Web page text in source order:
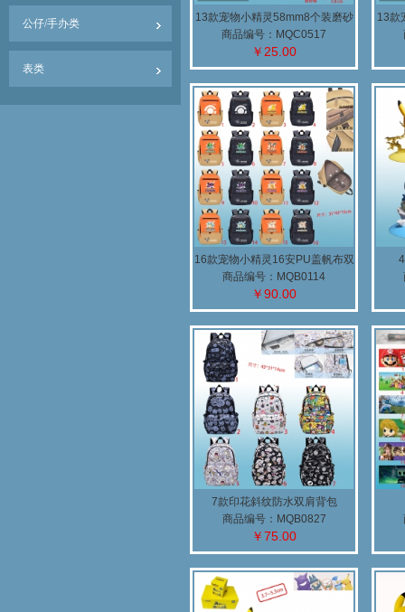
公仔/手办类
表类
13款宠物小精灵58mm8个装磨砂
膜胸针
商品编号：MQC0517
￥25.00
13款
16款宠物小精灵16安PU盖帆布双
肩背包
商品编号：MQB0114
￥90.00
7款印花斜纹防水双肩背包
商品编号：MQB0827
￥75.00